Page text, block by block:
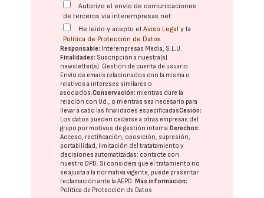
Autorizo el envío de comunicaciones
de terceros vía interempresas.net
He leído y acepto elAviso Legal y la
Política de Protección de Datos
Responsable: Interempresas Media, S.L.U.
Finalidades: Suscripción a nuestra(s)
newsletter(s). Gestión de cuenta de usuario.
Envío de emails relacionados con la misma o
relativos a intereses similares o
asociados.Conservación: mientras dure la
relación con Ud., o mientras sea necesario para
llevar a cabo las finalidades especificadasCesión:
Los datos pueden cederse a otras empresas del
grupo por motivos de gestión interna. Derechos:
Acceso, rectificación, oposición, supresión,
portabilidad, limitación del tratatamiento y
decisiones automatizadas: contacte con
nuestro DPD. Si considera que el tratamiento no
se ajusta a la normativa vigente, puede presentar
reclamación ante laAEPD. Más información:
Política de Protección de Datos